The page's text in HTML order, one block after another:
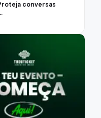
conversas